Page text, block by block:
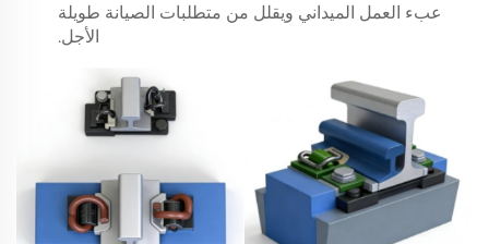
عبء العمل الميداني ويقلل من متطلبات الصيانة طويلة
الأجل.